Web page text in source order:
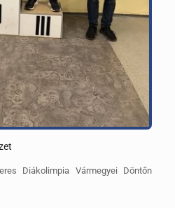
Diákolimpia Vármegyei Döntőn